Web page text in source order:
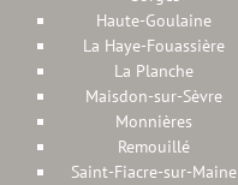
Haute-Goulaine
La Haye-Fouassière
La Planche
Maisdon-sur-Sèvre
Monnières
Remouillé
Saint-Fiacre-sur-Maine